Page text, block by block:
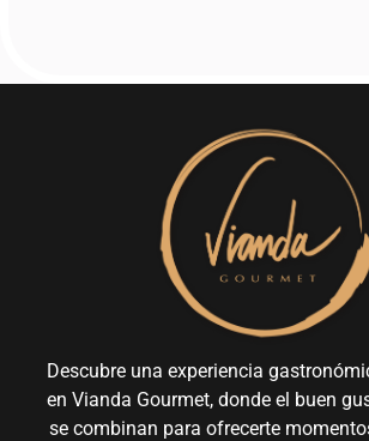
Descubre una experiencia
en Vianda Gourmet, donde el buen
se combinan para ofrecerte